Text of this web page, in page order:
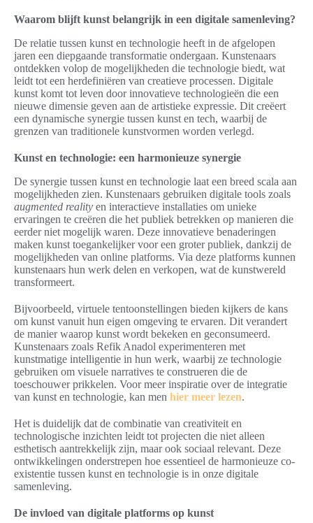
Waarom blijft kunst belangrijk in een digitale samenleving?
De relatie tussen kunst en technologie heeft in de afgelopen
jaren een diepgaande transformatie ondergaan. Kunstenaars
ontdekken volop de mogelijkheden die technologie biedt, wat
leidt tot een herdefiniëren van creatieve processen. Digitale
kunst komt tot leven door innovatieve technologieën die een
nieuwe dimensie geven aan de artistieke expressie. Dit creëert
een dynamische synergie tussen kunst en tech, waarbij de
grenzen van traditionele kunstvormen worden verlegd.
Kunst en technologie: een harmonieuze synergie
De synergie tussen kunst en technologie laat een breed scala aan
mogelijkheden zien. Kunstenaars gebruiken digitale tools zoals
augmented reality en interactieve installaties om unieke
ervaringen te creëren die het publiek betrekken op manieren die
eerder niet mogelijk waren. Deze innovatieve benaderingen
maken kunst toegankelijker voor een groter publiek, dankzij de
mogelijkheden van online platforms. Via deze platforms kunnen
kunstenaars hun werk delen en verkopen, wat de kunstwereld
transformeert.
Bijvoorbeeld, virtuele tentoonstellingen bieden kijkers de kans
om kunst vanuit hun eigen omgeving te ervaren. Dit verandert
de manier waarop kunst wordt bekeken en geconsumeerd.
Kunstenaars zoals Refik Anadol experimenteren met
kunstmatige intelligentie in hun werk, waarbij ze technologie
gebruiken om visuele narratives te construeren die de
toeschouwer prikkelen. Voor meer inspiratie over de integratie
van kunst en technologie, kan men hier meer lezen.
Het is duidelijk dat de combinatie van creativiteit en
technologische inzichten leidt tot projecten die niet alleen
esthetisch aantrekkelijk zijn, maar ook sociaal relevant. Deze
ontwikkelingen onderstrepen hoe essentieel de harmonieuze co-
existentie tussen kunst en technologie is in onze digitale
samenleving.
De invloed van digitale platforms op kunst